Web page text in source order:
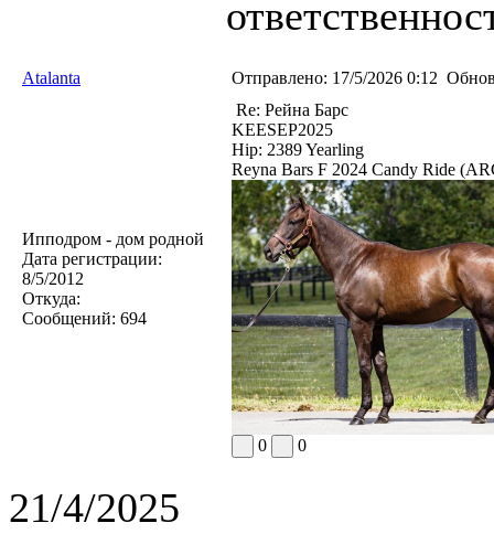
Atalanta Отправлено: 17/5/2026 0:12
Ипподром - дом родной
Дата регистрации:
8/5/2012
Откуда:
Сообщений: 694
Re: Рейна Барс
KEESEP2025
Hip: 2389 Yearling
Reyna Bars F 2024 Candy Ride
0 0
21/4/2025